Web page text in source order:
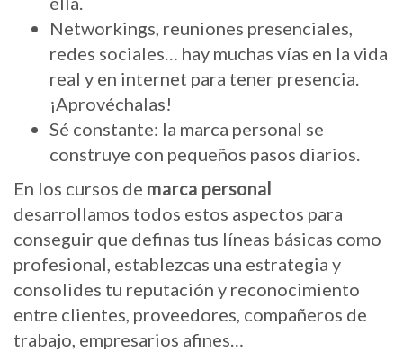
Networkings, reuniones presenciales,
redes sociales… hay muchas vías en la vida
real y en internet para tener presencia.
¡Aprovéchalas!
Sé constante: la marca personal se
construye con pequeños pasos diarios.
En los cursos de marca personal
desarrollamos todos estos aspectos para
conseguir que definas tus líneas básicas como
profesional, establezcas una estrategia y
consolides tu reputación y reconocimiento
entre clientes, proveedores, compañeros de
trabajo, empresarios afines…